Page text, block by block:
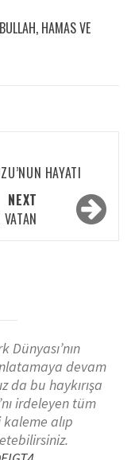
HAMAS VE
HAYATI
NEXT
devam
da bu haykırışa
irdeleyen tüm
alıp